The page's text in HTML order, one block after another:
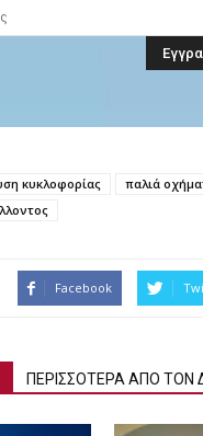
κυκλοφορίας παλιά
Facebook
ΠΕΡΙΣΣΟΤΕΡΑ ΑΠΟ ΤΟΝ